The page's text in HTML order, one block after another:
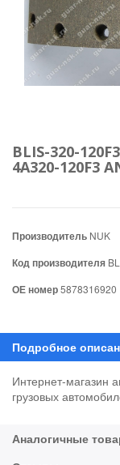
BLIS-320-
4A320-120F3
Производитель NUK
Код производителя
ОЕ номер5878316920
Интернет-магазин
грузовых